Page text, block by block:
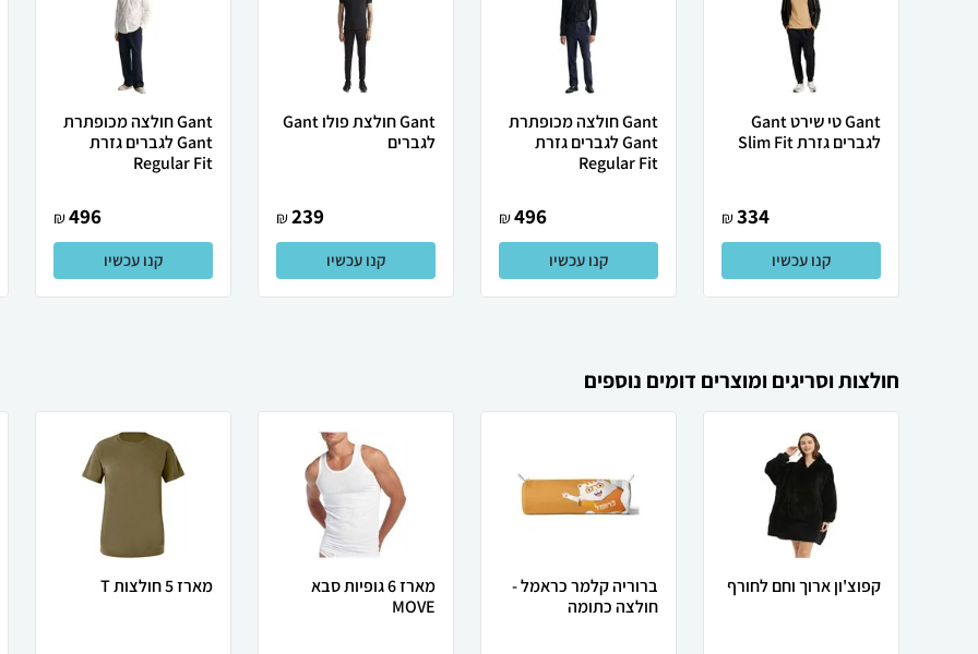
Gant טי שירט Gant
לגברים גזרת Slim Fit
334
₪
קנו עכשיו
Gant חולצה מכופתרת
Gant לגברים גזרת
Regular Fit
496
₪
קנו עכשיו
Gant חולצת פולו Gant
לגברים
239
₪
קנו עכשיו
Gant חולצה מכופתרת
Gant לגברים גזרת
Regular Fit
496
₪
קנו עכשיו
חולצות וסריגים ומוצרים דומים נוספים
קפוצ'ון ארוך וחם לחורף
ברוריה קלמר כראמל -
חולצה כתומה
מארז 6 גופיות סבא
MOVE
מארז 5 חולצות T